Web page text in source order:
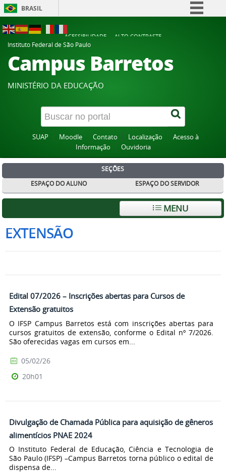
BRASIL
Participe
Acesso à informação
Canais
ACESSIBILIDADE
ALTO CONTRASTE
Instituto Federal de São Paulo
Campus Barretos
MINISTÉRIO DA EDUCAÇÃO
SUAP Moodle Contato Localização
Acesso à
Informação
Ouvidoria
SEÇÕES
ESPAÇO DO ALUNO
ESPAÇO DO SERVIDOR
MENU
EXTENSÃO
Edital 07/2026 – Inscrições abertas para Cursos de
Extensão gratuitos
O IFSP Campus Barretos está com inscrições abertas para
cursos gratuitos de extensão, conforme o Edital nº 7/2026.
São oferecidas vagas em cursos em...
05/02/26
20h01
Divulgação de Chamada Pública para aquisição de gêneros
alimentícios PNAE 2024
O Instituto Federal de Educação, Ciência e Tecnologia de
São Paulo (IFSP) –Campus Barretos torna público o edital de
dispensa de...